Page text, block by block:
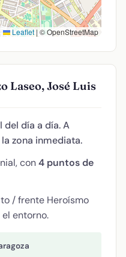
Leaflet | © OpenStreetMap
Laseo, José Luis
del día a día. A
zona inmediata.
con4 puntos de
/ frente Heroísmo
entorno.